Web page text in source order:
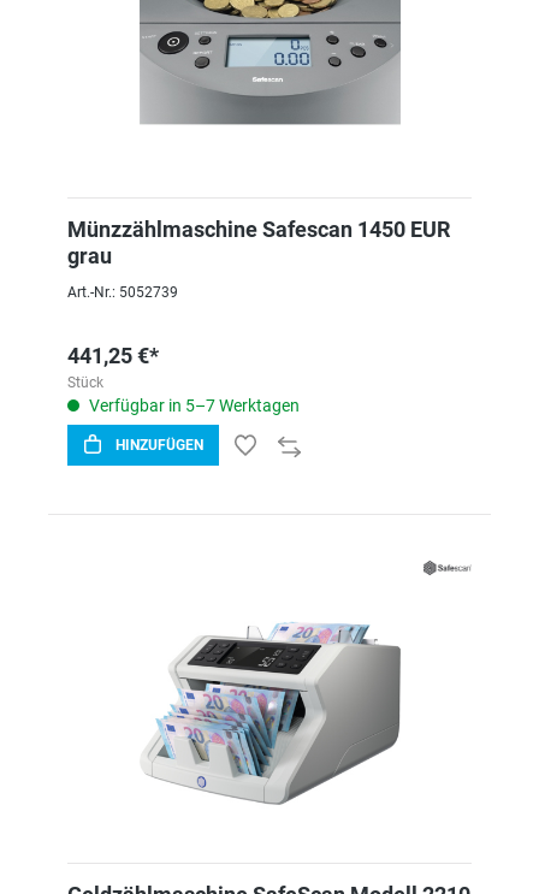
Münzzählmaschine Safescan 1450 EUR
grau
Art.-Nr.: 5052739
441,25 €*
Stück
Verfügbar in 5–7 Werktagen
HINZUFÜGEN